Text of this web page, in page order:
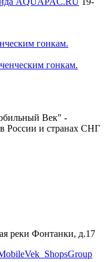
гонкам.
Век" -
России и странах СНГ
реки Фонтанки, д.17